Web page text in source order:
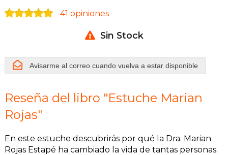
41 opiniones
Sin Stock
Avisarme al correo cuando vuelva a estar disponible
Reseña del libro "Estuche Marian
Rojas"
En este estuche descubrirás por qué la Dra. Marian
Rojas Estapé ha cambiado la vida de tantas personas.